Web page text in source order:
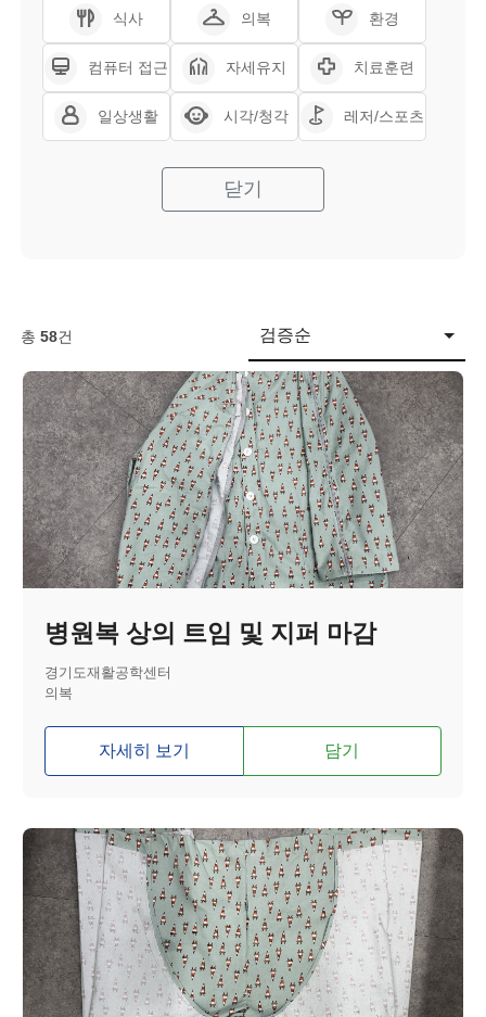
식사 의복 환경
컴퓨터 접근 자세유지 치료훈련
일상생활 시각/청각 레저/스포츠
닫기
총58건 검증순
병원복 상의 트임 및 지퍼 마감
경기도재활공학센터
의복
자세히 보기 담기